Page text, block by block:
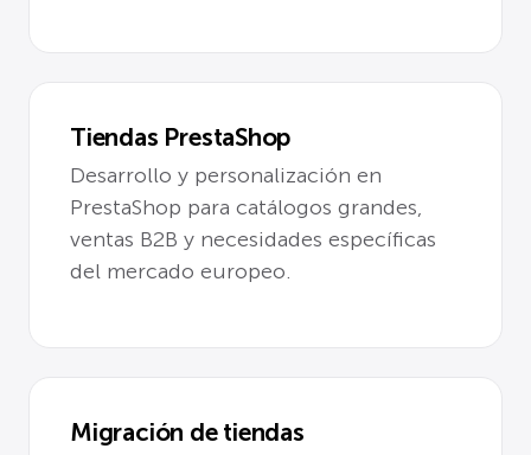
Tiendas PrestaShop
Desarrollo y personalización en
PrestaShop para catálogos grandes,
ventas B2B y necesidades específicas
del mercado europeo.
Migración de tiendas